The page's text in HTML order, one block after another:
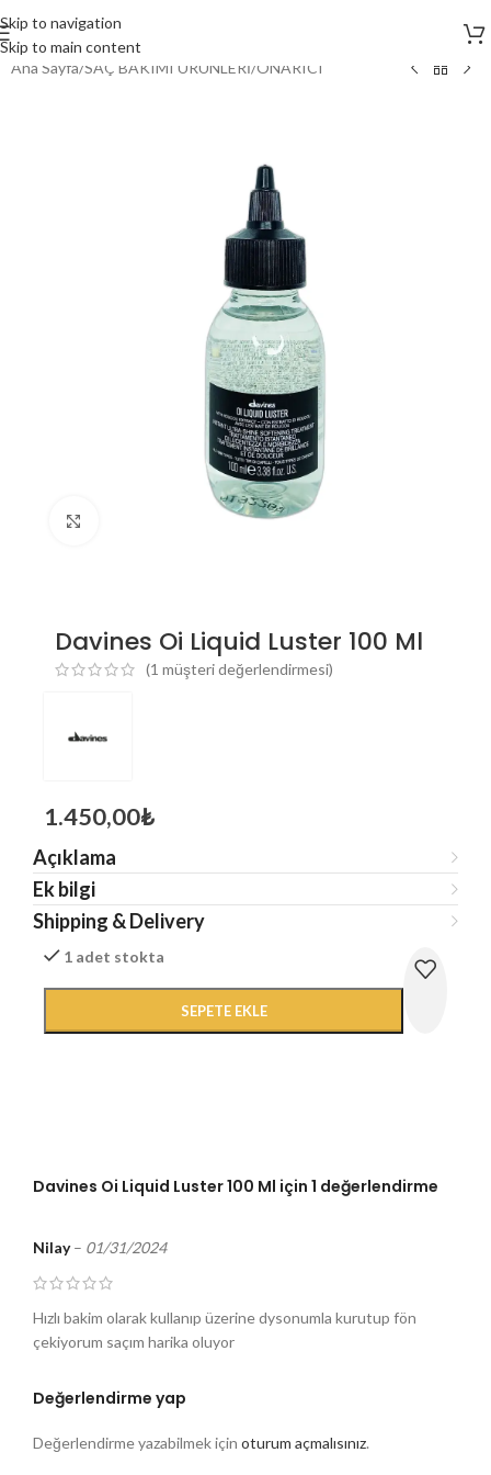
Skip to navigation
Skip to main content
Ana Sayfa/SAÇ BAKIMI ÜRÜNLERİ/ONARICI
Davines Oi Liquid Luster 100 Ml
(1 müşteri değerlendirmesi)
1.450,00₺
Açıklama
Ek bilgi
Shipping & Delivery
1 adet stokta
SEPETE EKLE
Davines Oi Liquid Luster 100 Ml için 1 değerlendirme
Nilay– 01/31/2024
Hızlı bakim olarak kullanıp üzerine dysonumla kurutup fön
çekiyorum saçım harika oluyor
Değerlendirme yap
Değerlendirme yazabilmek için oturum açmalısınız.